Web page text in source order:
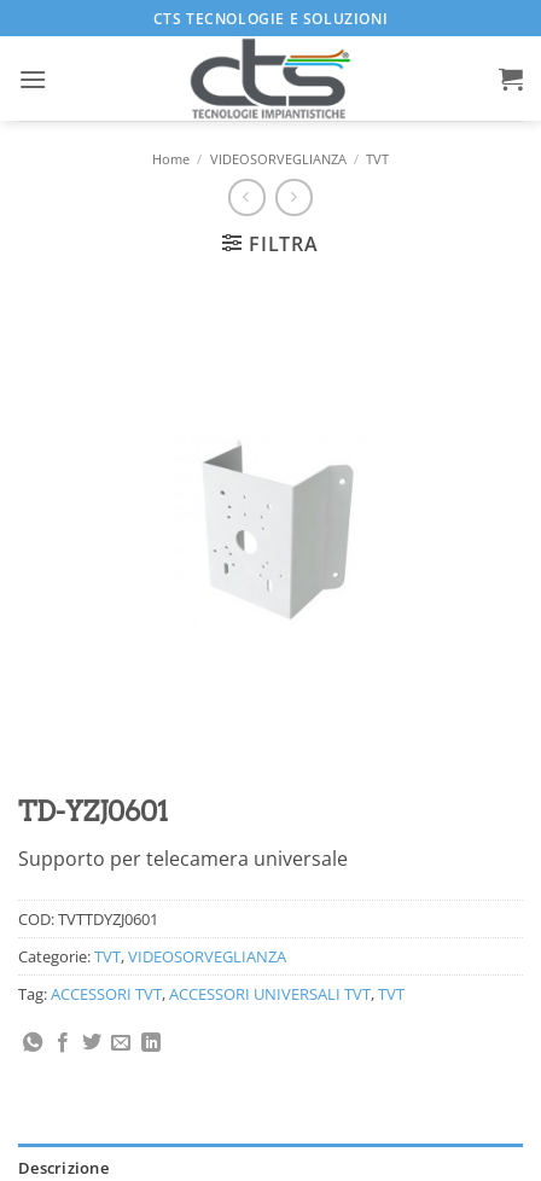
ai
contenuti
CTS TECNOLOGIE E SOLUZIONI
Home / VIDEOSORVEGLIANZA / TVT
FILTRA
TD-YZJ0601
Supporto per telecamera universale
COD:TVTTDYZJ0601
Categorie:TVT,VIDEOSORVEGLIANZA
Tag:ACCESSORI TVT,ACCESSORI UNIVERSALI TVT,TVT
Descrizione